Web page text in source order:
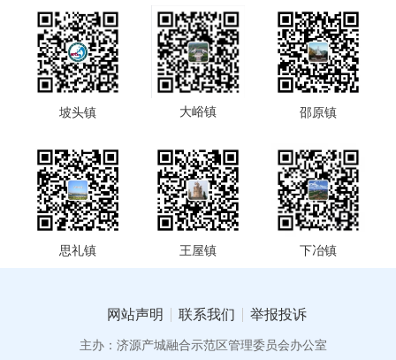
坡头镇 大峪镇 邵原镇
思礼镇 王屋镇 下冶镇
网站声明 联系我们 举报投诉
主办：济源产城融合示范区管理委员会办公室